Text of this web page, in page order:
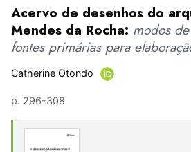
Acervo de desenhos do
Mendes da Rocha: modos
fontes primárias para
Catherine Otondo
p. 296-308